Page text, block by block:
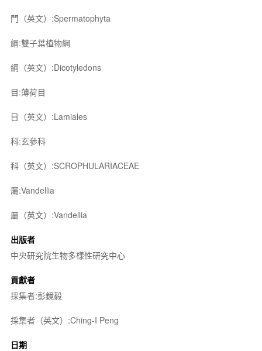
門（英文）:Spermatophyta
綱:雙子葉植物綱
綱（英文）:Dicotyledons
目:薄荷目
目（英文）:Lamiales
科:玄參科
科（英文）:SCROPHULARIACEAE
屬:Vandellia
屬（英文）:Vandellia
出版者
中央研究院生物多樣性研究中心
貢獻者
採集者:彭鏡毅
採集者（英文）:Ching-I Peng
日期